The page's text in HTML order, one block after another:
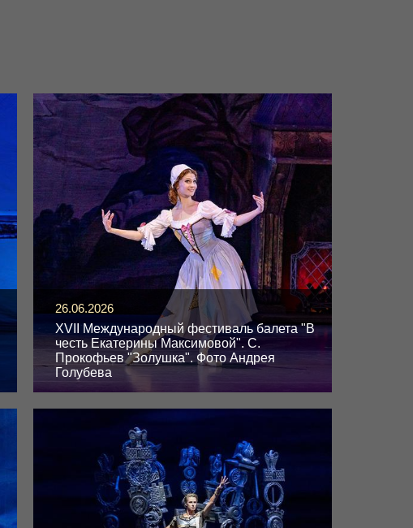
26.06.2026
XVII Международный фестиваль балета "В
честь Екатерины Максимовой". C.
Прокофьев "Золушка". Фото Андрея
Голубева